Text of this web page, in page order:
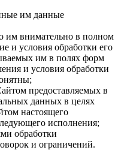
им данные
им внимательно в полном
и условия обработки его
им в полях форм
и условия обработки
предоставляемых в
данных в целях
настоящего
исполнения;
обработки
и ограничений.